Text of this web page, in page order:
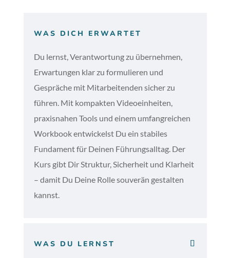
WAS DICH ERWARTET
Du lernst, Verantwortung zu übernehmen,
Erwartungen klar zu formulieren und
Gespräche mit Mitarbeitenden sicher zu
führen. Mit kompakten Videoeinheiten,
praxisnahen Tools und einem umfangreichen
Workbook entwickelst Du ein stabiles
Fundament für Deinen Führungsalltag. Der
Kurs gibt Dir Struktur, Sicherheit und Klarheit
– damit Du Deine Rolle souverän gestalten
kannst.
WAS DU LERNST